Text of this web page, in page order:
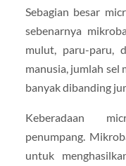
Sebagian besar
sebenarnya
mulut, paru-paru,
manusia, jumlah sel
banyak dibanding
Keberadaan
penumpang.
untuk